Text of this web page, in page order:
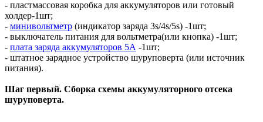
- пластмассовая коробка для аккумуляторов или готовый
холдер-1шт;
- минивольтметр (индикатор заряда 3s/4s/5s) -1шт;
- выключатель питания для вольтметра(или кнопка) -1шт;
- плата заряда аккумуляторов 5А -1шт;
- штатное зарядное устройство шуруповерта (или источник
питания).
Шаг первый. Сборка схемы аккумуляторного отсека
шуруповерта.